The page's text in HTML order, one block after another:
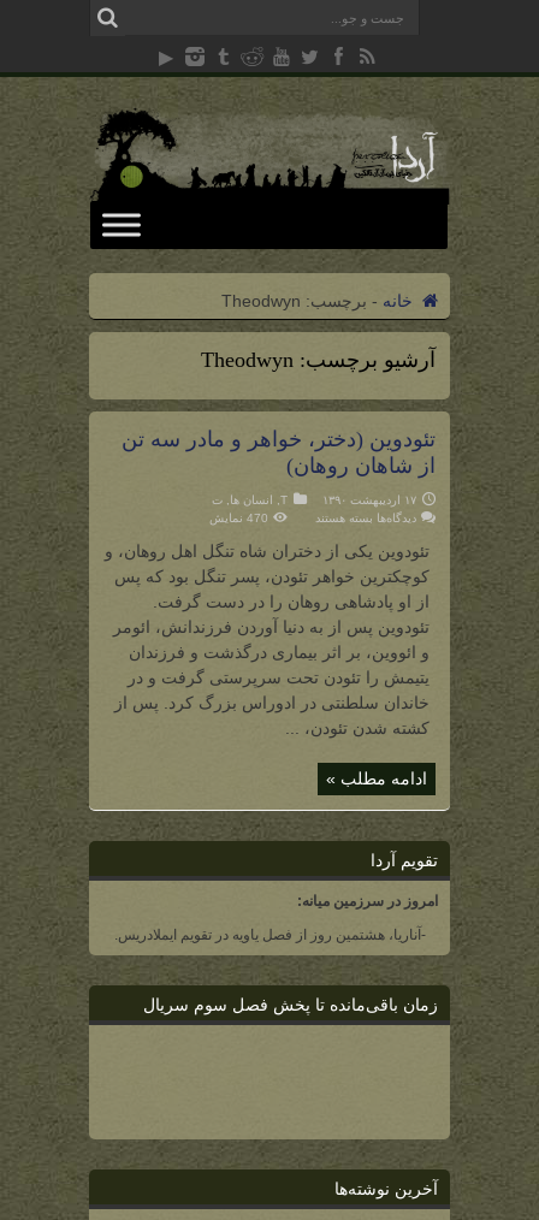
خانه - برچسب: Theodwyn
آرشیو برچسب: Theodwyn
تئودوین (دختر، خواهر و مادر سه تن
از شاهان روهان)
۱۷ اردیبهشت ۱۳۹۰ T انسان ها
ت
دیدگاه‌ها برای
(دختر،
خواهر
مادر
سه
تن
شاهان
روهان)
بسته هستند 470 نمایش
تئودوین یکی از دختران شاه تنگل اهل روهان، و
کوچکترین خواهر تئودن، پسر تنگل بود که پس
از او پادشاهی روهان را در دست گرفت.
تئودوین پس از به دنیا آوردن فرزندانش، ائومر
و ائووین، بر اثر بیماری درگذشت و فرزندان
یتیمش را تئودن تحت سرپرستی گرفت و در
خاندان سلطنتی در ادوراس بزرگ کرد. پس از
کشته شدن تئودن، ...
ادامه مطلب »
تقویم آردا
امروز در سرزمین میانه:
-آناریا، هشتمین روز از فصل یاویه در تقویم ایملادریس.
زمان باقی‌مانده تا پخش فصل سوم سریال
آخرین نوشته‌ها